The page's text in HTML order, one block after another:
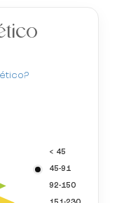
< 45
45-91
92-150